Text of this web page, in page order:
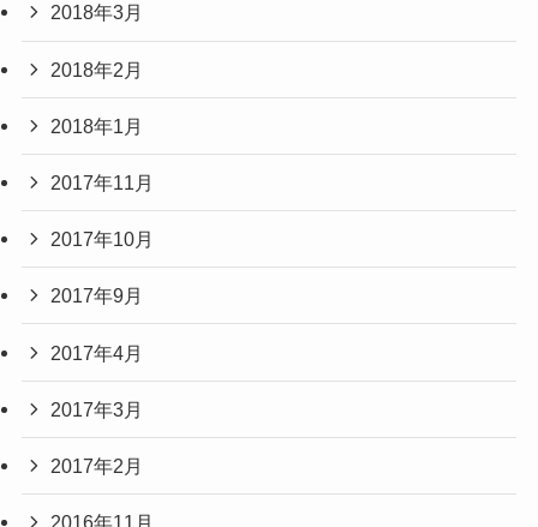
2018年3月
2018年2月
2018年1月
2017年11月
2017年10月
2017年9月
2017年4月
2017年3月
2017年2月
2016年11月